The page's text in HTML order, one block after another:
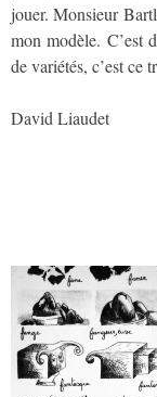
jouer. Monsieur
mon modèle. C’est
de variétés, c’est ce
David Liaudet